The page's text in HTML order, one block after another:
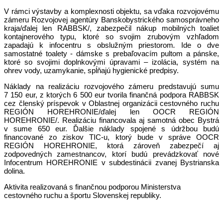
V rámci výstavby a komplexnosti objektu, sa vďaka rozvojovému
zámeru Rozvojovej agentúry Banskobystrického samosprávneho
kraja/ďalej len RABBSK/, zabezpečil nákup mobilných toaliet
kontajnerového typu, ktoré so svojim zrubovým vzhľadom
zapadajú k infocentru s obslužným priestorom. Ide o dve
samostatné toalety - dámske s prebaľovacím pultom a pánske,
ktoré so svojimi doplnkovými úpravami – izolácia, systém na
ohrev vody, uzamykanie, spĺňajú hygienické predpisy.
Náklady na realizáciu rozvojového zámeru predstavujú sumu
7 150 eur, z ktorých 6 500 eur tvorila finančná podpora RABBSK
cez členský príspevok v Oblastnej organizácii cestovného ruchu
REGIÓN HOREHRONIE/ďalej len OOCR REGIÓN
HOREHRONIE/. Realizáciu financovala aj samotná obec Bystrá
v sume 650 eur. Ďalšie náklady spojené s údržbou budú
financované zo ziskov TIC-u, ktorý bude v správe OOCR
REGIÓN HOREHRONIE, ktorá zároveň zabezpečí aj
zodpovedných zamestnancov, ktorí budú prevádzkovať nové
Infocentrum HOREHRONIE v subdestinácii zvanej Bystrianska
dolina.
Aktivita realizovaná s finančnou podporou Ministerstva
cestovného ruchu a športu Slovenskej republiky.